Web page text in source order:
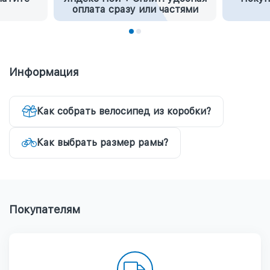
оплата сразу или частями
Информация
Как собрать велосипед из коробки?
Как выбрать размер рамы?
Покупателям